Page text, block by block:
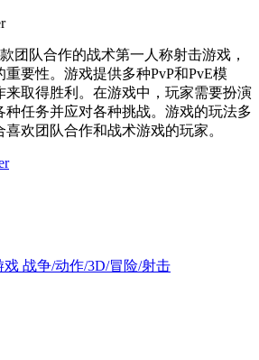
款团队合作的战术第一人称射击游戏，
要性。游戏提供多种PvP和PvE模
来取得胜利。在游戏中，玩家需要扮演
种任务并应对各种挑战。游戏的玩法多
欢团队合作和战术游戏的玩家。
戏 战争/动作/3D/冒险/射击